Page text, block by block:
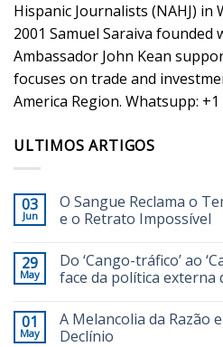
Hispanic Journalists (NAHJ) in
2001 Samuel Saraiva founded
Ambassador John Kean
focuses on trade and
America Region. Whatsupp: +1
ULTIMOS ARTIGOS
03
Jun
O Sangue Reclama o
e o Retrato Impossível
29
May
Do ‘Cango-tráfico’ ao
face da política externa
01
May
A Melancolia da Razão
Declínio